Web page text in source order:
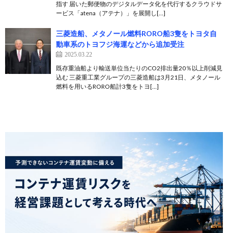
指す 届いた郵便物のデジタルデータ化を代行するクラウドサ
ービス「atena（アテナ）」を展開し[…]
三菱造船、メタノール燃料RORO船3隻をトヨタ自
動車系のトヨフジ海運などから追加受注
2025.03.22
既存重油船より輸送単位当たりのCO2排出量20％以上削減見
込む 三菱重工業グループの三菱造船は3月21日、メタノール
燃料を用いるRORO船計3隻をトヨ[…]